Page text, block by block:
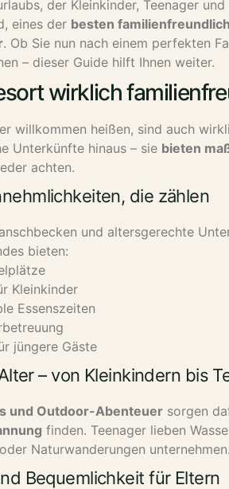
der Kleinkinder, Teenager
eines der besten
. Ob Sie nun nach einem perfekten
– dieser Guide hilft Ihnen weiter.
wirklich
willkommen heißen, sind auch
Unterkünfte hinaus – sie bieten
achten.
die zählen
und altersgerechte
bieten:
Kleinkinder
Essenszeiten
jüngere Gäste
– von Kleinkindern bis
und Outdoor-Abenteuer sorgen
finden. Teenager lieben
Naturwanderungen unternehmen.
Bequemlichkeit für Eltern